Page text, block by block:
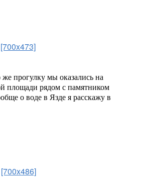
[700x473]
прогулку мы оказались на
площади рядом с памятником
о воде в Язде я расскажу в
[700x486]